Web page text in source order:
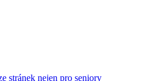
stránek nejen pro seniory